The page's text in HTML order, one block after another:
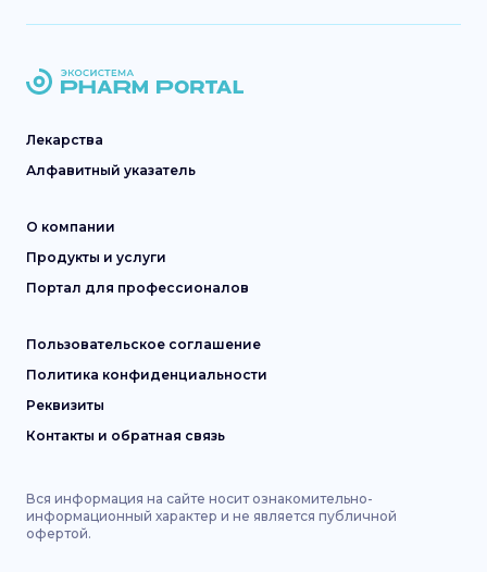
Лекарства
Алфавитный указатель
О компании
Продукты и услуги
Портал для профессионалов
Пользовательское соглашение
Политика конфиденциальности
Реквизиты
Контакты и обратная связь
Вся информация на сайте носит ознакомительно-
информационный характер и не является публичной
офертой.